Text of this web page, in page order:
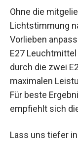
Ohne die
Lichtstimmung
Vorlieben
E27
durch die zwei
maximalen
Für beste
empfiehlt sich
Lass uns tiefer